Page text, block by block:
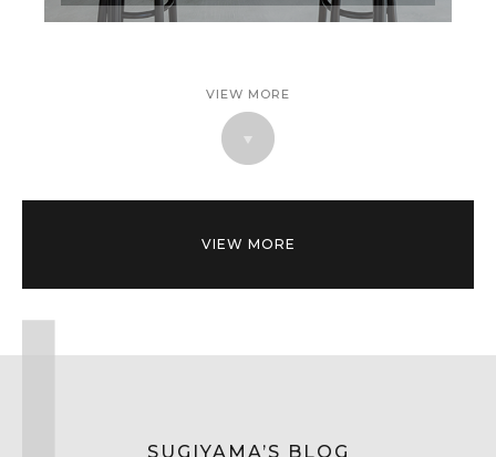
VIEW MORE
VIEW MORE
SUGIYAMA’S BLOG